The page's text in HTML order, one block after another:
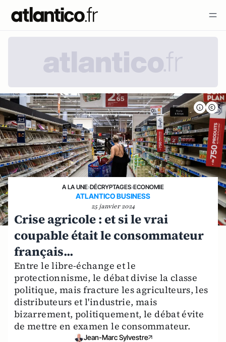
A LA UNE›DÉCRYPTAGES›ECONOMIE
ATLANTICO BUSINESS
25 janvier 2024
Crise agricole : et si le vrai
coupable était le consommateur
français...
Entre le libre-échange et le
protectionnisme, le débat divise la classe
politique, mais fracture les agriculteurs, les
distributeurs et l'industrie, mais
bizarrement, politiquement, le débat évite
de mettre en examen le consommateur.
Jean-Marc Sylvestre